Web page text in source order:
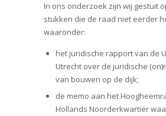
In ons onderzoek zijn wij gestuit
stukken die de raad niet eerder
waaronder:
het juridische rapport van de
Utrecht over de juridische
van bouwen op de dijk;
de memo aan het
Hollands Noorderkwartier